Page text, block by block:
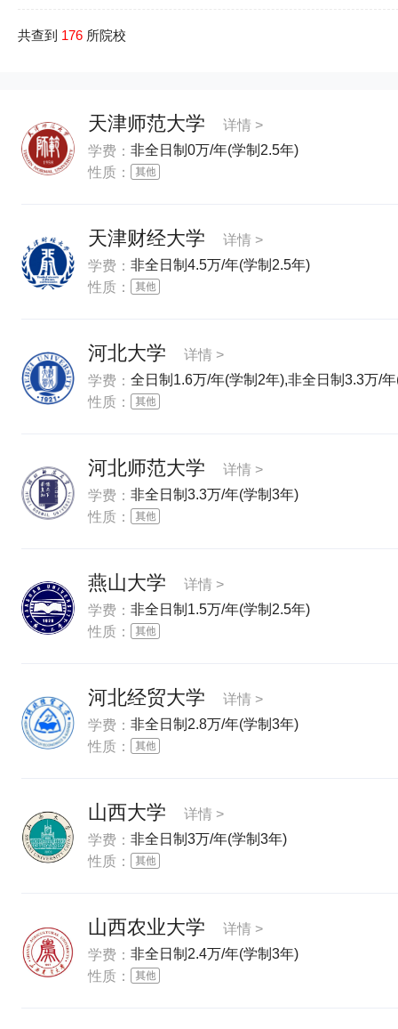
共查到 176 所院校
天津师范大学
详情 >
学费： 非全日制0万/年(学制2.5年)
性质：
天津财经大学
详情 >
学费： 非全日制4.5万/年(学制2.5年)
性质：
河北大学
详情 >
学费： 全日制1.6万/年(学制2年),非全日制3.3万/
性质：
河北师范大学
详情 >
学费： 非全日制3.3万/年(学制3年)
性质：
燕山大学
详情 >
学费： 非全日制1.5万/年(学制2.5年)
性质：
河北经贸大学
详情 >
学费： 非全日制2.8万/年(学制3年)
性质：
山西大学
详情 >
学费： 非全日制3万/年(学制3年)
性质：
山西农业大学
详情 >
学费： 非全日制2.4万/年(学制3年)
性质：